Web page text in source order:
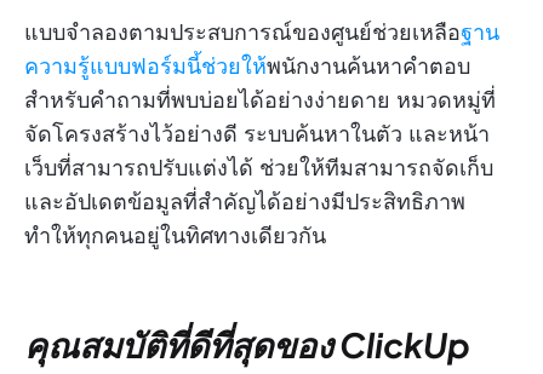
แบบจำลองตามประสบการณ์ของศูนย์ช่วยเหลือฐาน
ความรู้แบบฟอร์มนี้ช่วยให้พนักงานค้นหาคำตอบ
สำหรับคำถามที่พบบ่อยได้อย่างง่ายดาย หมวดหมู่ที่
จัดโครงสร้างไว้อย่างดี ระบบค้นหาในตัว และหน้า
เว็บที่สามารถปรับแต่งได้ ช่วยให้ทีมสามารถจัดเก็บ
และอัปเดตข้อมูลที่สำคัญได้อย่างมีประสิทธิภาพ
ทำให้ทุกคนอยู่ในทิศทางเดียวกัน
คุณสมบัติที่ดีที่สุดของ ClickUp